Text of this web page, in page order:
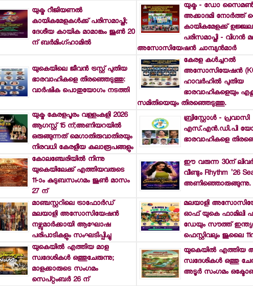
യുക്മ റീജിയണല്‍
കായികമേളകള്‍ക്ക് പരിസമാപ്തി;
ദേശീയ കായിക മാമാങ്കം ജൂണ്‍ 20
ന് ബര്‍മിംഗ്ഹാമില്‍
യുക്മ - ഡോ
അക്കാദമി നോര്‍ത്ത്
കായികമേളക്ക് ഉജ്ജ്വല
പരിസമാപ്തി - വിഗന്‍
അസോസിയേഷന്‍ ചാമ്പ്യന്‍മാര്‍
യുകെയിലെ ജീവന്‍ ട്രസ്റ്റ് പുതിയ
ഭാരവാഹികളെ തിരഞ്ഞെടുത്തു:
വാര്‍ഷിക പൊതുയോഗം നടത്തി
കേരള കള്‍ച്ചറല്‍
അസോസിയേഷന്‍
ഹാവര്‍ഹില്‍ പുതിയ
ഭാരവാഹികളെയും
സമിതിയെയും തിരഞ്ഞെടുത്തു.
യുക്മ കേരളപൂരം വള്ളംകളി 2026
ആഗസ്റ്റ് 15 ന്;അണിയറയില്‍
ഒരുങ്ങുന്നത് മെഗാതിരുവാതിരയും
നിരവധി കേരളീയ കലാരൂപങ്ങളും
ബ്രിസ്റ്റോള്‍ - പ്രവാസി
എസ്.എന്‍.ഡി.പി
ഭാരവാഹികളെ
കോലഞ്ചേരിയില്‍ നിന്നു
യുകെയിലേക്ക് എത്തിയവരുടെ
11-ാം കുടുബസംഗമം ജൂണ്‍ മാസം
27 ന്
ഈ വരുന്ന 30ന്
വീണ്ടും Rhythm '26
അണിഞ്ഞൊരുങ്ങുന്നു.
മാഞ്ചസ്റ്ററിലെ ട്രാഫോര്‍ഡ്
മലയാളി അസോസിയേഷന്‍
നഴ്സുമാര്‍ക്കായി ആഘോഷ
പരിപാടികളും സംഘടിപ്പിച്ചു
മലയാളി
ഓഫ് യുകെ ഫാമിലി
ഡേയും സൗത്ത്
ഫെസ്റ്റിവലും ജൂലൈ
യുകെയില്‍ എത്തിയ മാള
സ്വദേശികള്‍ ഒത്തുചേരുന്നു;
മാളക്കാരുടെ സംഗമം
സെപ്റ്റംബര്‍ 26 ന്
യുകെയില്‍ എത്തിയ
സ്വദേശികള്‍ ഒത്തു
അടൂര്‍ സംഗമം